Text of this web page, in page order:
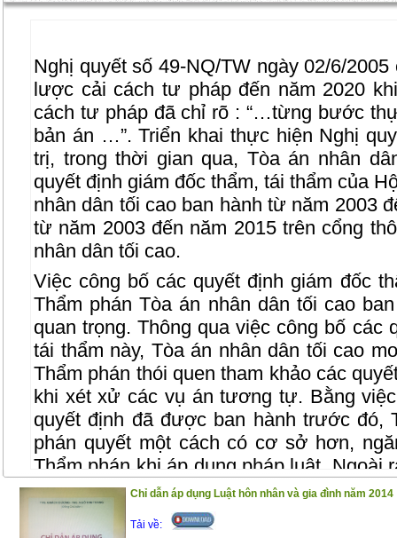
Nghị quyết số 49-NQ/TW ngày 02/6/
lược cải cách tư pháp đến năm 2020
cách tư pháp đã chỉ rõ : “…từng bước
bản án …”. Triển khai thực hiện Nghị
trị, trong thời gian qua, Tòa án nhân
quyết định giám đốc thẩm, tái thẩm của
nhân dân tối cao ban hành từ năm 2003
từ năm 2003 đến năm 2015 trên cổng
nhân dân tối cao.
Việc công bố các quyết định giám đốc
Thẩm phán Tòa án nhân dân tối cao
quan trọng. Thông qua việc công bố các
tái thẩm này, Tòa án nhân dân tối cao
Thẩm phán thói quen tham khảo các
khi xét xử các vụ án tương tự. Bằng
quyết định đã được ban hành trước đó,
phán quyết một cách có cơ sở hơn,
Thẩm phán khi áp dụng pháp luật. Ngoài
là nguồn tham khảo hữu ích đối với
viên, luật sư, cán bộ nghiên cứu và
Chỉ dẫn áp dụng Luật hôn nhân và gia đình năm 2014
Tải về: